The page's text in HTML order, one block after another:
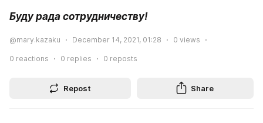
Буду рада сотрудничеству!
@mary.kazaku December 14, 2021, 01:28 0 views
0 reactions 0 replies 0 reposts
Repost Share